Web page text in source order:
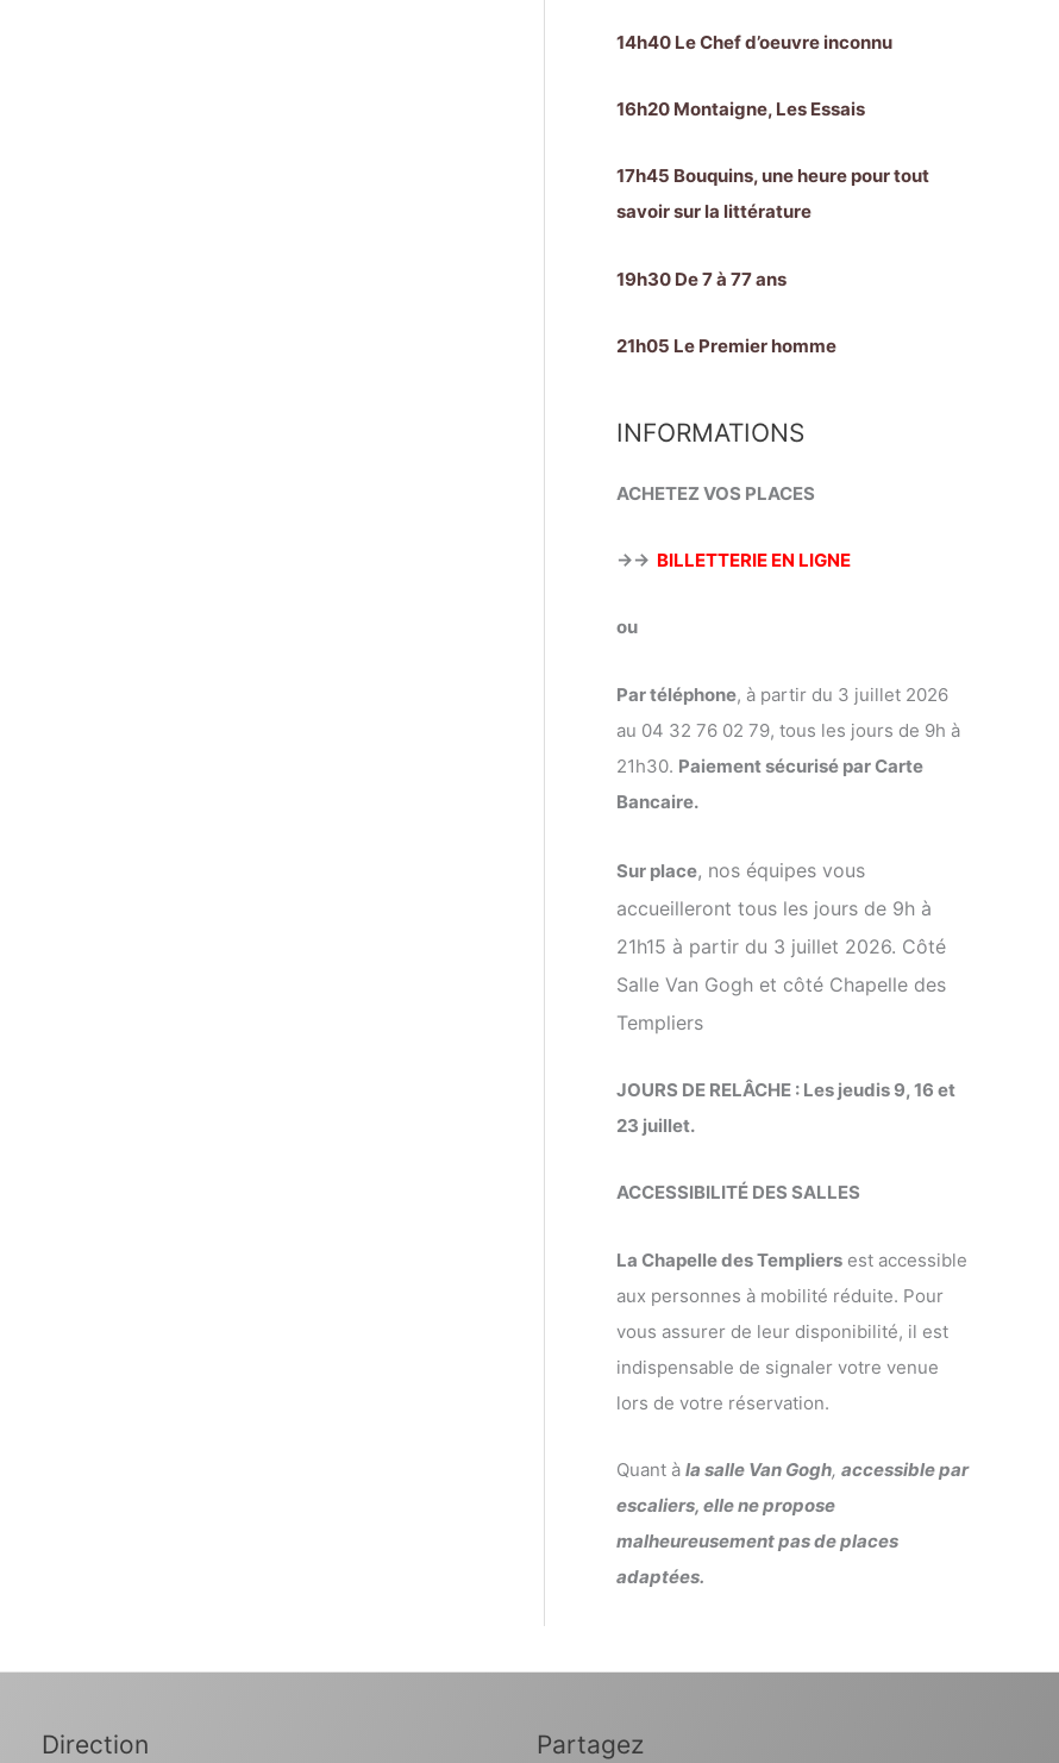
14h40 Le Chef d’oeuvre inconnu
16h20 Montaigne, Les Essais
17h45 Bouquins, une heure pour tout
savoir sur la littérature
19h30 De 7 à 77 ans
21h05 Le Premier homme
INFORMATIONS
ACHETEZ VOS PLACES
→→ BILLETTERIE EN LIGNE
ou
Par téléphone, à partir du 3 juillet 2026
au 04 32 76 02 79, tous les jours de 9h à
21h30. Paiement sécurisé par Carte
Bancaire.
Sur place, nos équipes vous
accueilleront tous les jours de 9h à
21h15 à partir du 3 juillet 2026. Côté
Salle Van Gogh et côté Chapelle des
Templiers
JOURS DE RELÂCHE : Les jeudis 9, 16 et
23 juillet.
ACCESSIBILITÉ DES SALLES
La Chapelle des Templiers est accessible
aux personnes à mobilité réduite. Pour
vous assurer de leur disponibilité, il est
indispensable de signaler votre venue
lors de votre réservation.
Quant à la salle Van Gogh, accessible par
escaliers, elle ne propose
malheureusement pas de places
adaptées.
Direction Partagez